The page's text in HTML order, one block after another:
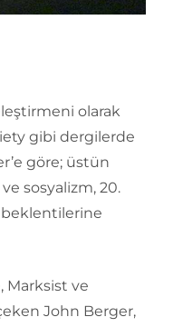
olarak
gibi dergilerde
göre; üstün
sosyalizm, 20.
Marksist ve
John Berger,